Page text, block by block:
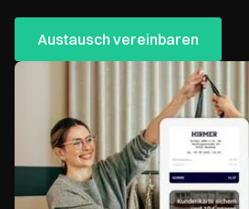
Austausch vereinbaren